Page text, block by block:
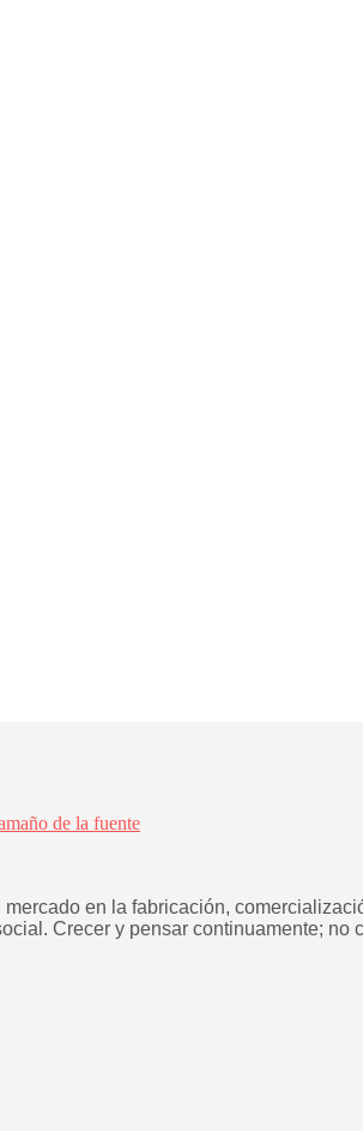
de la fuente
en la fabricación,
Crecer y pensar continuamente; no